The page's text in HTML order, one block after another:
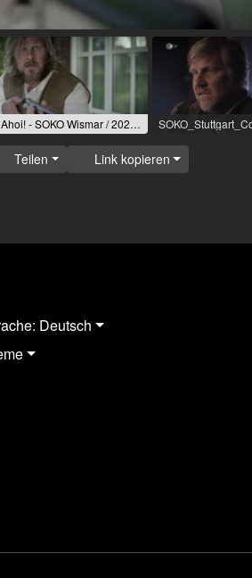
Tod Ahoi! - SOKO Wismar / 2020 – 2021 / Rolle: Robert Zänker / R: Ann-Kristin Knubben / ZDF
Teilen Link kopieren
Deutsch